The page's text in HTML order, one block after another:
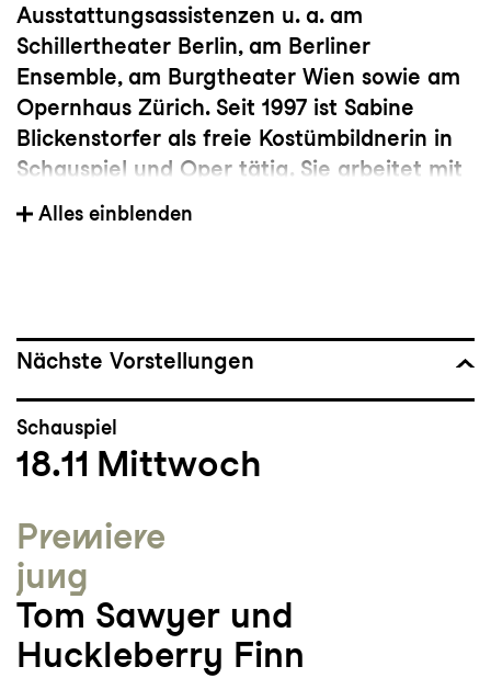
Ausstattungsassistenzen u. a. am
Schillertheater Berlin, am Berliner
Ensemble, am Burgtheater Wien sowie am
Opernhaus Zürich. Seit 1997 ist Sabine
Blickenstorfer als freie Kostümbildnerin in
Schauspiel und Oper tätig. Sie arbeitet mit
Regisseuren wie Lorenzo Fioroni, Enrico
Lübbe, Corinna von Rad, Ludger Engels,
Kostümbild führten sie mittlerweile an viele
anderem an die Staatsoper unter den
Linden und die Deutsche Oper Berlin, die
Ungarische Staatsoper, L’Opéra de
Kopenhagen, sowie an die
Schauspielhäuser Frankfurt am Main,
Düsseldorf, Stuttgart, Leipzig, Mannheim,
Zürich, Basel und das Residenztheater
München.
Alles einblenden
Nächste Vorstellungen
Schauspiel
18.11 Mittwoch
Premiere
jung
Tom Sawyer und
Huckleberry Finn